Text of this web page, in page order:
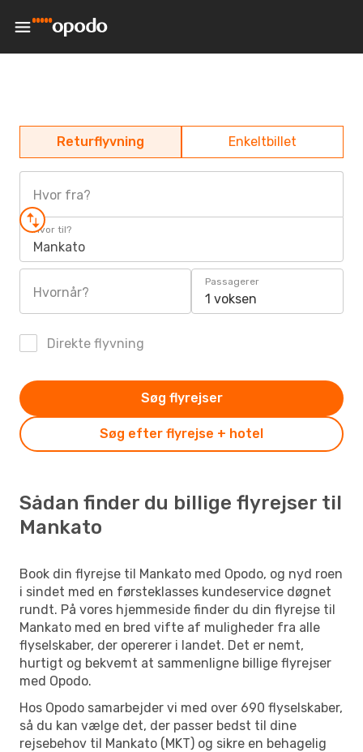
Returflyvning Enkeltbillet
Hvor fra?
Hvor til?
Mankato
Hvornår?
Passagerer
1 voksen
Direkte flyvning
Søg efter flyrejse + hotel
Søg flyrejser
Sådan finder du billige flyrejser til
Mankato
Book din flyrejse til Mankato med Opodo, og nyd roen
i sindet med en førsteklasses kundeservice døgnet
rundt. På vores hjemmeside finder du din flyrejse til
Mankato med en bred vifte af muligheder fra alle
flyselskaber, der opererer i landet. Det er nemt,
hurtigt og bekvemt at sammenligne billige flyrejser
med Opodo.
Hos Opodo samarbejder vi med over 690 flyselskaber,
så du kan vælge det, der passer bedst til dine
rejsebehov til Mankato (MKT) og sikre en behagelig